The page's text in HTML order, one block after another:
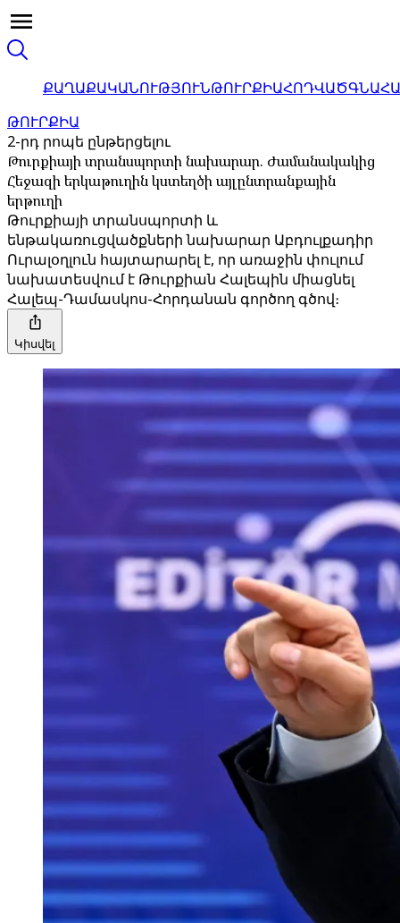
ՔԱՂԱՔԱԿԱՆՈՒԹՅՈՒՆԹՈՒՐՔԻԱՀՈԴՎԱԾ
ԹՈՒՐՔԻԱ
2-րդ րոպե ընթերցելու
Թուրքիայի տրանսպորտի նախարար. Ժամանակակից
Հեջազի երկաթուղին կստեղծի այլընտրանքային
երթուղի
Թուրքիայի տրանսպորտի և
ենթակառուցվածքների նախարար Աբդուլքադիր
Ուրալօղլուն հայտարարել է, որ առաջին փուլում
նախատեսվում է Թուրքիան Հալեպին միացնել
Հալեպ-Դամասկոս-Հորդանան գործող գծով։
Կիսվել